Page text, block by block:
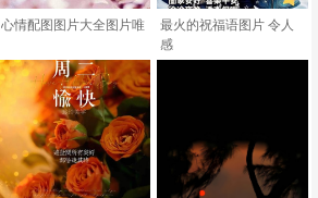
心情配图图片大全图片唯
最火的祝福语图片 令人
感